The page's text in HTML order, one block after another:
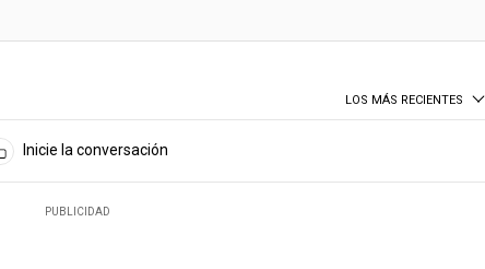
LOS MÁS RECIENTES
Inicie la conversación
PUBLICIDAD